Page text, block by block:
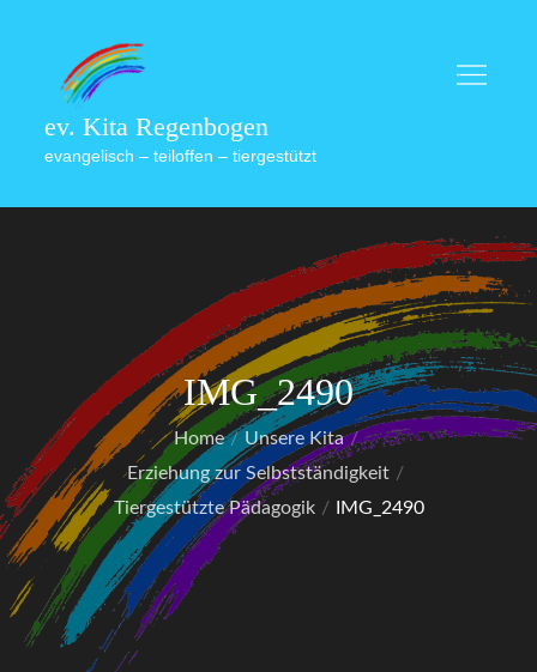
content
ev. Kita Regenbogen
evangelisch – teiloffen – tiergestützt
IMG_2490
Home
Unsere Kita
Erziehung zur Selbstständigkeit
Tiergestützte Pädagogik
IMG_2490